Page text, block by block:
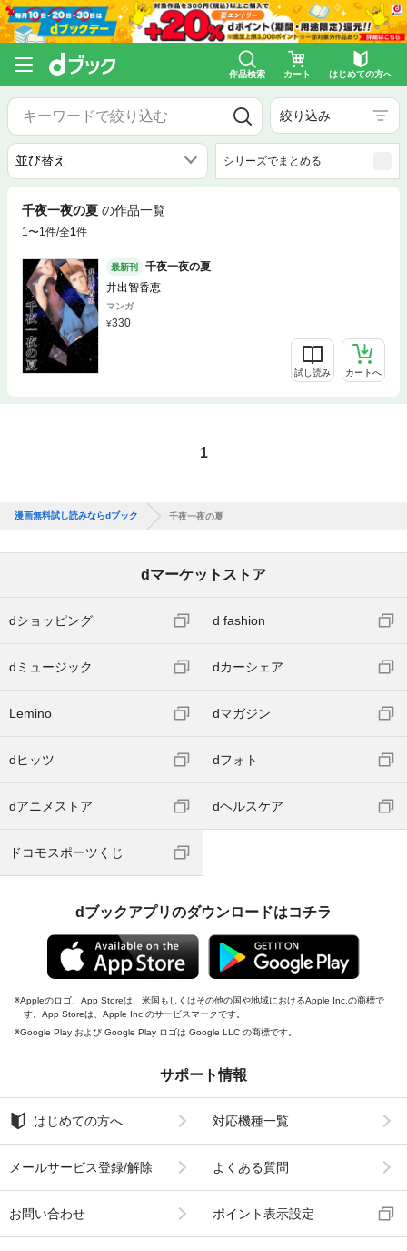
作品検索 カート はじめての方へ
絞り込み
シリーズでまとめる
千夜一夜の夏 の作品一覧
1〜1件/全1件
最新刊
千夜一夜の夏
井出智香恵
マンガ
330
試し読み カートへ
1
漫画無料試し読みならdブック 千夜一夜の夏
dマーケットストア
dショッピング d fashion
dミュージック dカーシェア
Lemino dマガジン
dヒッツ dフォト
dアニメストア dヘルスケア
ドコモスポーツくじ
dブックアプリのダウンロードはコチラ
Appleのロゴ、App Storeは、米国もしくはその他の国や地域におけるApple Inc.の商標で
す。App Storeは、Apple Inc.のサービスマークです。
Google Play および Google Play ロゴは Google LLC の商標です。
サポート情報
はじめての方へ 対応機種一覧
メールサービス登録/解除 よくある質問
お問い合わせ ポイント表示設定